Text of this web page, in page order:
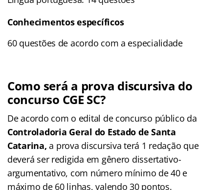
Conhecimentos específicos
60 questões de acordo com a especialidade
Como será a prova discursiva do
concurso CGE SC?
De acordo com o edital de concurso público da
Controladoria Geral do Estado de Santa
Catarina,a prova discursiva terá 1 redação que
deverá ser redigida em gênero dissertativo-
argumentativo, com número mínimo de 40 e
máximo de 60 linhas, valendo 30 pontos.